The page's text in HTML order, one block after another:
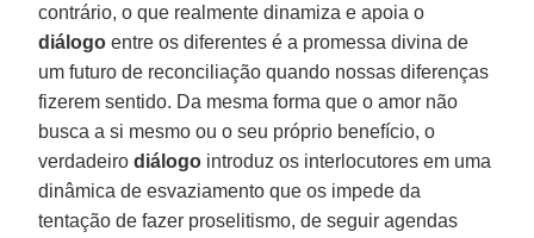
contrário, o que realmente dinamiza e apoia o
diálogo entre os diferentes é a promessa divina de
um futuro de reconciliação quando nossas diferenças
fizerem sentido. Da mesma forma que o amor não
busca a si mesmo ou o seu próprio benefício, o
verdadeirodiálogo introduz os interlocutores em uma
dinâmica de esvaziamento que os impede da
tentação de fazer proselitismo, de seguir agendas